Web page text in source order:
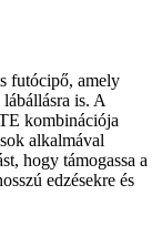
futócipő, amely
is. A
kombinációja
alkalmával
hogy támogassa a
edzésekre és